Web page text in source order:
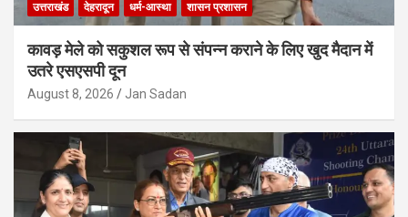
उत्तराखंड देहरादून धर्म-आस्था शासन प्रशासन
कावड़ मेले को सकुशल रूप से संपन्न कराने के लिए खुद मैदान में
उतरे एसएसपी दून
August 8, 2026 Jan Sadan